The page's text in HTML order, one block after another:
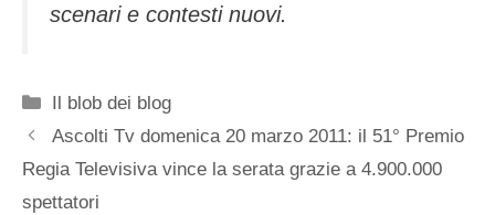
scenari e contesti nuovi.
Categorie
Il blob dei blog
Ascolti Tv domenica 20 marzo 2011: il 51° Premio
Regia Televisiva vince la serata grazie a 4.900.000
spettatori